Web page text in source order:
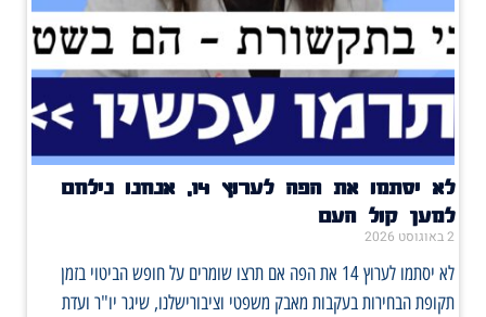
לא יסתמו את הפה לערוץ 14, אנחנו נילחם
למען קול העם
2 באוגוסט 2026
לא יסתמו לערוץ 14 את הפה אם תרצו שומרים על חופש הביטוי בזמן
תקופת הבחירות בעקבות מאבק משפטי וציבורישלנו, שיגר יו"ר ועדת